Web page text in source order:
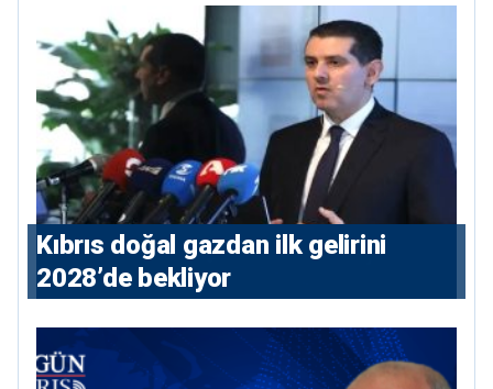
Kıbrıs doğal gazdan ilk gelirini
2028’de bekliyor